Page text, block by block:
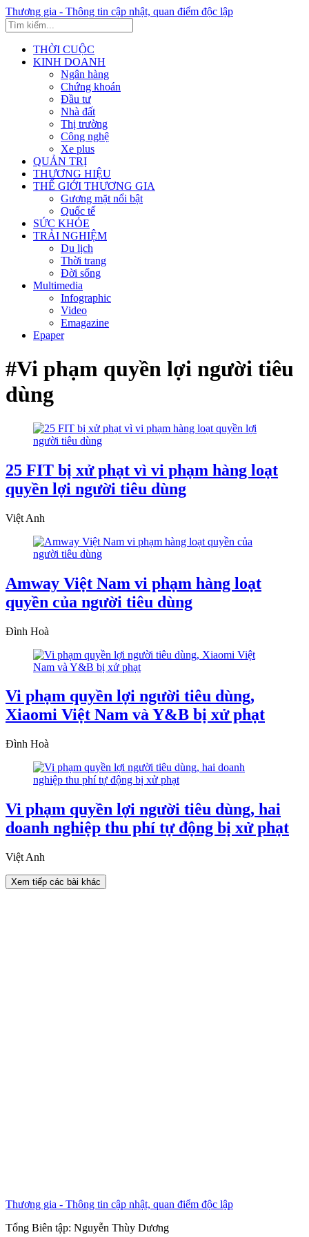
Thương gia - Thông tin cập nhật, quan điểm độc lập
THỜI CUỘC
KINH DOANH
Ngân hàng
Chứng khoán
Đầu tư
Nhà đất
Thị trường
Công nghệ
Xe plus
QUẢN TRỊ
THƯƠNG HIỆU
THẾ GIỚI THƯƠNG GIA
Gương mặt nổi bật
Quốc tế
SỨC KHỎE
TRẢI NGHIỆM
Du lịch
Thời trang
Đời sống
Multimedia
Infographic
Video
Emagazine
Epaper
#Vi phạm quyền lợi người tiêu
dùng
25 FIT bị xử phạt vì vi phạm hàng loạt
quyền lợi người tiêu dùng
Việt Anh
Amway Việt Nam vi phạm hàng loạt
quyền của người tiêu dùng
Đình Hoà
Vi phạm quyền lợi người tiêu dùng,
Xiaomi Việt Nam và Y&B bị xử phạt
Đình Hoà
Vi phạm quyền lợi người tiêu dùng, hai
doanh nghiệp thu phí tự động bị xử phạt
Việt Anh
Xem tiếp các bài khác
Thương gia - Thông tin cập nhật, quan điểm độc lập
Tổng Biên tập: Nguyễn Thùy Dương